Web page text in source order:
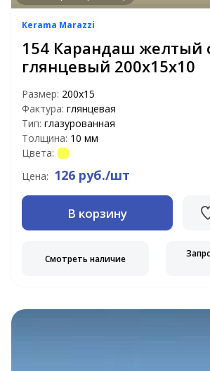
Kerama Marazzi
154 Карандаш желтый
глянцевый 200х15х10
Размер: 200х15
Фактура: глянцевая
Тип: глазурованная
Толщина: 10 мм
Цвета:
Цена: 126 руб./шт
В корзину
Смотреть наличие